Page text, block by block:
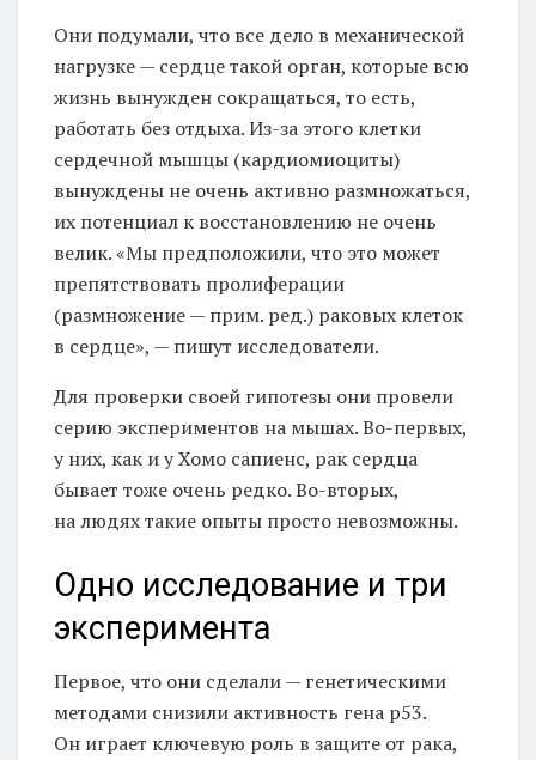
Они подумали, что все дело в механической
нагрузке — сердце такой орган, которые всю
жизнь вынужден сокращаться, то есть,
работать без отдыха. Из-за этого клетки
сердечной мышцы (кардиомиоциты)
вынуждены не очень активно размножаться,
их потенциал к восстановлению не очень
велик. «Мы предположили, что это может
препятствовать пролиферации
(размножение — прим. ред.) раковых клеток
в сердце», — пишут исследователи.
Для проверки своей гипотезы они провели
серию экспериментов на мышах. Во-первых,
у них, как и у Хомо сапиенс, рак сердца
бывает тоже очень редко. Во-вторых,
на людях такие опыты просто невозможны.
Одно исследование и три
эксперимента
Первое, что они сделали — генетическими
методами снизили активность гена р53.
Он играет ключевую роль в защите от рака,